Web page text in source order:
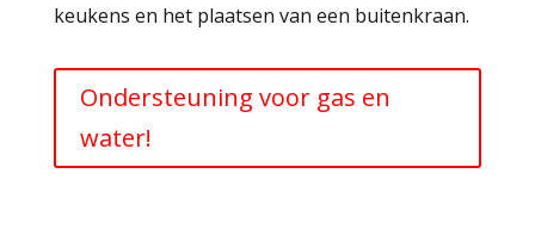
keukens en het plaatsen van een buitenkraan.
Ondersteuning voor gas en
water!